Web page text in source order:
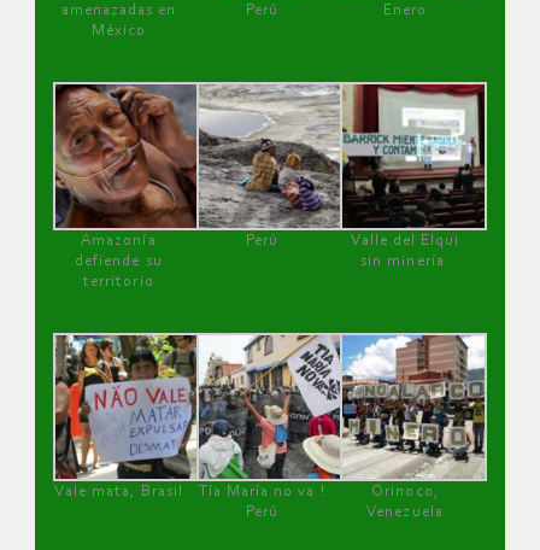
amenazadas en
México
Perú
Enero
Amazonía
defiende su
territorio
Perú
Valle del Elqui
sin minería.
Vale mata, Brasil
Tía María no va !
Perú
Orinoco,
Venezuela